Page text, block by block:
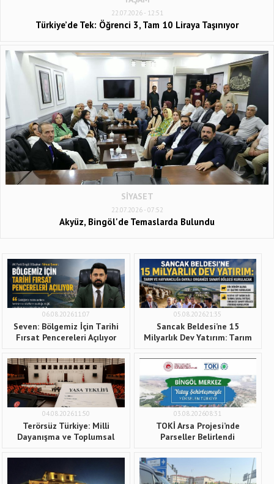
22.07.2026 - 12:51
Türkiye’de Tek: Öğrenci 3, Tam 10 Liraya Taşınıyor
SİYASET
22.07.2026 - 07:52
Akyüz, Bingöl'de Temaslarda Bulundu
06.08.202611:07
Seven: Bölgemiz İçin Tarihi
Fırsat Pencereleri Açılıyor
05.08.202621:35
Sancak Beldesi’ne 15
Milyarlık Dev Yatırım: Tarım
Organize Sanayi Bölgesi
Kurulacak
04.08.202611:50
Terörsüz Türkiye: Milli
Dayanışma ve Toplumsal
Güçlendirilmesi Yasası
Meclis'te
03.08.202608:31
TOKİ Arsa Projesi’nde
Parseller Belirlendi